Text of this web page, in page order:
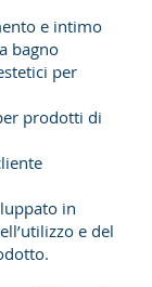
e intimo
bagno
per
prodotti di
in
e del